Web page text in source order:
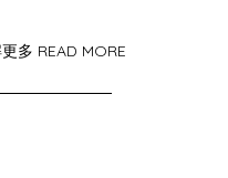
多 READ MORE